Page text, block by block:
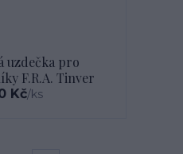
uzdečka pro
F.R.A. Tinver
Kč/ks